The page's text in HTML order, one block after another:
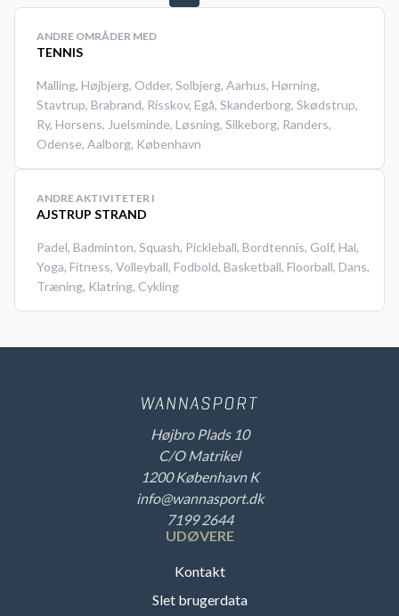
ANDRE OMRÅDER MED
TENNIS
Malling, Højbjerg, Odder, Solbjerg, Aarhus, Hørning,
Stavtrup, Brabrand, Risskov, Egå, Skanderborg, Skødstrup,
Ry, Horsens, Juelsminde, Løsning, Silkeborg, Randers,
Odense, Aalborg, København
ANDRE AKTIVITETER I
AJSTRUP STRAND
Padel, Badminton, Squash, Pickleball, Bordtennis, Golf, Hal,
Yoga, Fitness, Volleyball, Fodbold, Basketball, Floorball, Dans,
Træning, Klatring, Cykling
Højbro Plads 10
C/O Matrikel
1200 København K
info@wannasport.dk
7199 2644
UDØVERE
Kontakt
Slet brugerdata